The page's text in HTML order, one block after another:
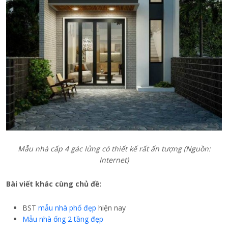
Mẫu nhà cấp 4 gác lửng có thiết kế rất ấn tượng (Nguồn:
Internet)
Bài viết khác cùng chủ đề:
BST mẫu nhà phố đẹp hiện nay
Mẫu nhà ống 2 tầng đẹp